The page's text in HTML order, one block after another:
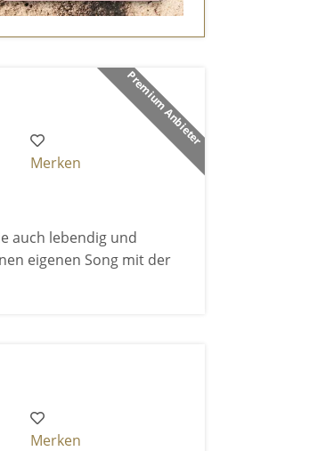
Premium Anbieter
Merken
auch lebendig und
eigenen Song mit der
Merken